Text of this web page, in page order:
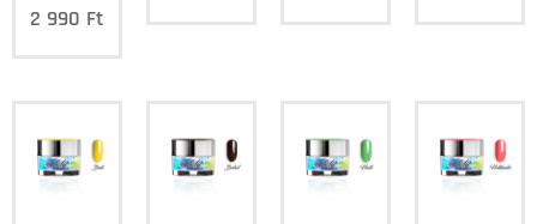
2 990 Ft